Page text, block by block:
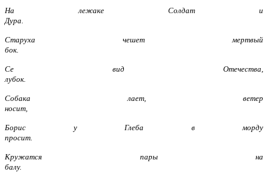
На лежаке Солдат и
Дура.
Старуха чешет мертвый
бок.
Се вид Отечества,
лубок.
Собака лает, ветер
носит,
Борис у Глеба в морду
просит.
Кружатся пары на
балу.